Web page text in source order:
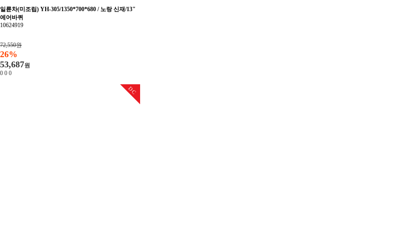
일륜차(미조립) YH-305/1350*700*680 / 노랑 신재/13"
에어바퀴
10624919
72,550원
26%
53,687원
0 0 0
DC